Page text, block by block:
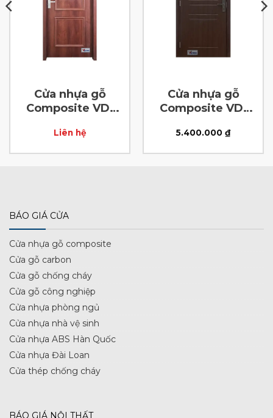
Cửa nhựa gỗ
Composite VD-
Liên hệ
Cửa nhựa gỗ
Composite VD-
5.400.000 ₫
BÁO GIÁ CỬA
Cửa nhựa gỗ composite
Cửa gỗ carbon
Cửa gỗ chống cháy
Cửa gỗ công nghiệp
Cửa nhựa phòng ngủ
Cửa nhựa nhà vệ sinh
Cửa nhựa ABS Hàn Quốc
Cửa nhựa Đài Loan
Cửa thép chống cháy
BÁO GIÁ NỘI THẤT